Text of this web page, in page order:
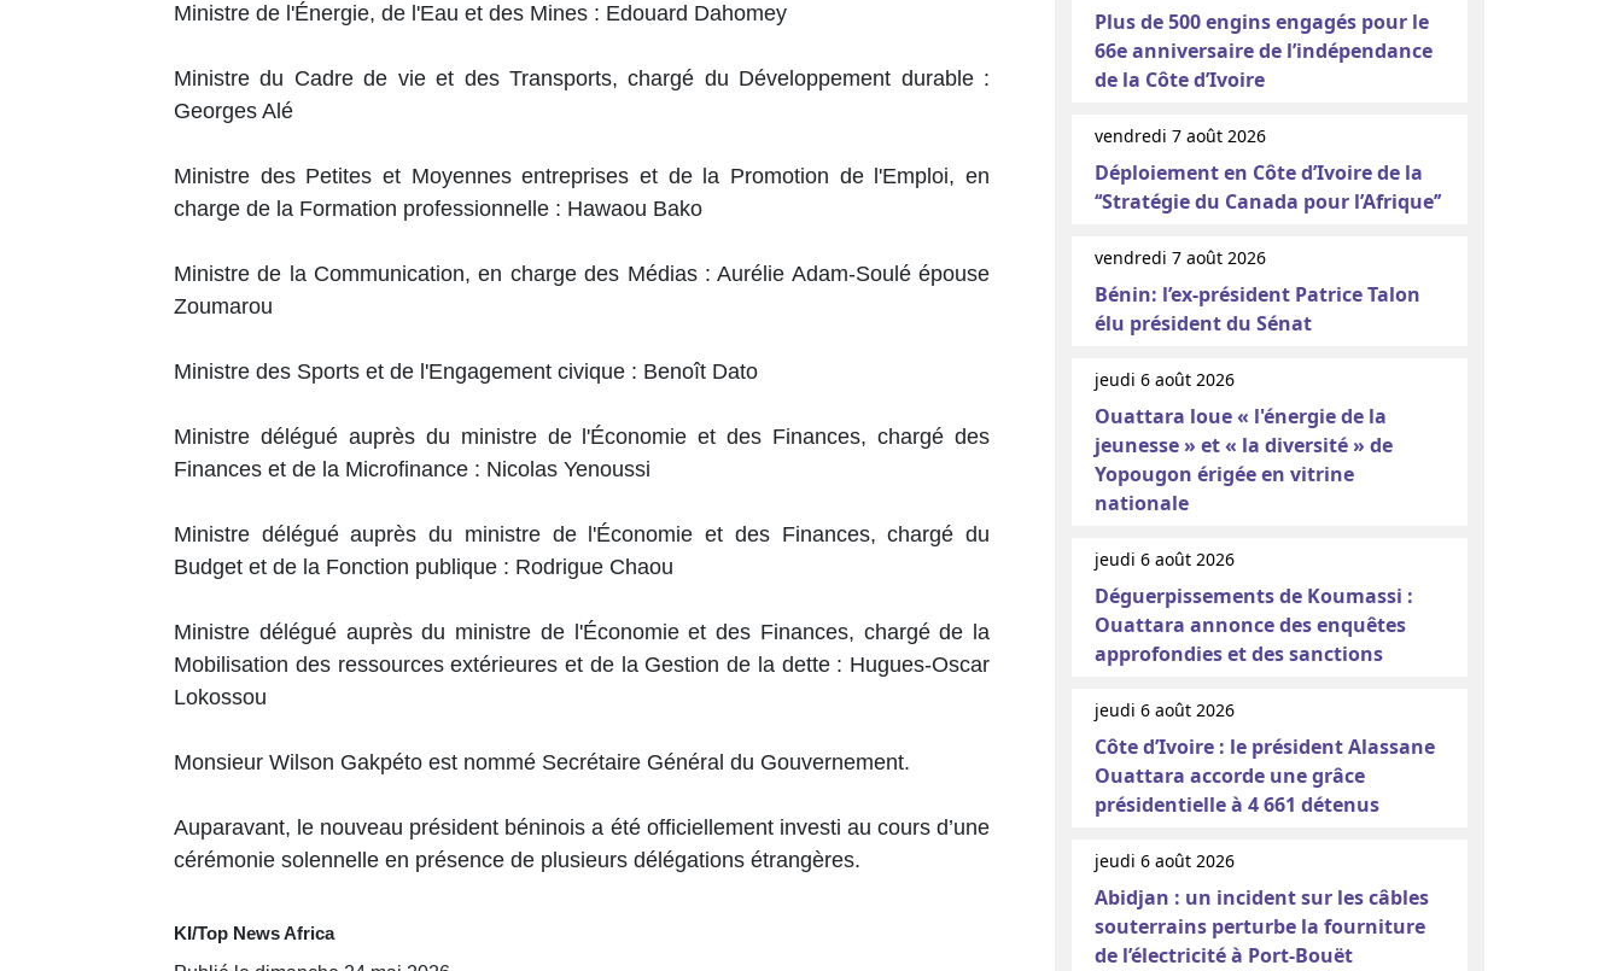
Ministre de l'Énergie, de l'Eau et des Mines : Edouard Dahomey
Ministre du Cadre de vie et des Transports, chargé du Développement durable :
Georges Alé
Ministre des Petites et Moyennes entreprises et de la Promotion de l'Emploi, en
charge de la Formation professionnelle : Hawaou Bako
Ministre de la Communication, en charge des Médias : Aurélie Adam-Soulé épouse
Zoumarou
Ministre des Sports et de l'Engagement civique : Benoît Dato
Ministre délégué auprès du ministre de l'Économie et des Finances, chargé des
Finances et de la Microfinance : Nicolas Yenoussi
Ministre délégué auprès du ministre de l'Économie et des Finances, chargé du
Budget et de la Fonction publique : Rodrigue Chaou
Ministre délégué auprès du ministre de l'Économie et des Finances, chargé de la
Mobilisation des ressources extérieures et de la Gestion de la dette : Hugues-Oscar
Lokossou
Monsieur Wilson Gakpéto est nommé Secrétaire Général du Gouvernement.
Auparavant, le nouveau président béninois a été officiellement investi au cours d’une
cérémonie solennelle en présence de plusieurs délégations étrangères.
KI/Top News Africa
Plus de 500 engins engagés pour le
66e anniversaire de l’indépendance
de la Côte d’Ivoire
vendredi 7 août 2026
Déploiement en Côte d’Ivoire de la
‘‘Stratégie du Canada pour l’Afrique’’
vendredi 7 août 2026
Bénin: l’ex-président Patrice Talon
élu président du Sénat
jeudi 6 août 2026
Ouattara loue « l'énergie de la
jeunesse » et « la diversité » de
Yopougon érigée en vitrine
nationale
jeudi 6 août 2026
Déguerpissements de Koumassi :
Ouattara annonce des enquêtes
approfondies et des sanctions
jeudi 6 août 2026
Côte d’Ivoire : le président Alassane
Ouattara accorde une grâce
présidentielle à 4 661 détenus
jeudi 6 août 2026
Abidjan : un incident sur les câbles
souterrains perturbe la fourniture
de l’électricité à Port-Bouët